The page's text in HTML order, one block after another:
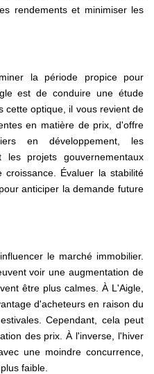
rendements et minimiser les
la période propice pour
est de conduire une étude
cette optique, il vous revient de
en matière de prix, d'offre
en développement, les
projets gouvernementaux
Évaluer la stabilité
anticiper la demande future
le marché immobilier.
voir une augmentation de
être plus calmes. À L'Aigle,
d'acheteurs en raison du
Cependant, cela peut
des prix. À l'inverse, l'hiver
une moindre concurrence,
faible.